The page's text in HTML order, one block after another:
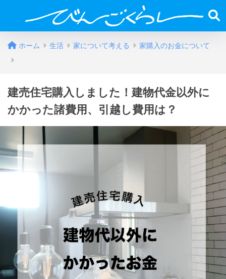
ホーム 生活 家について考える 家購入のお金について
建売住宅購入しました！建物代金以外に
かかった諸費用、引越し費用は？